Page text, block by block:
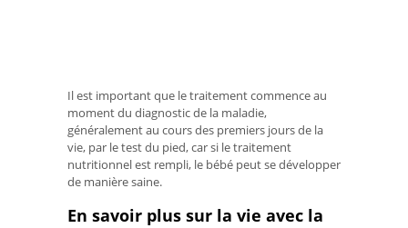
Il est important que le traitement commence au
moment du diagnostic de la maladie,
généralement au cours des premiers jours de la
vie, par le test du pied, car si le traitement
nutritionnel est rempli, le bébé peut se développer
de manière saine.
En savoir plus sur la vie avec la